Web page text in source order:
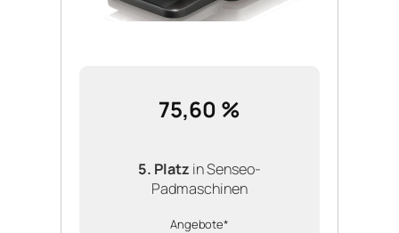
75,60 %
5. Platz in Senseo-
Padmaschinen
Angebote*